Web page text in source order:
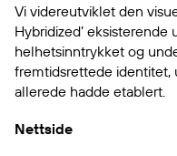
Vi videreutviklet den
Hybridized’
helhetsinntrykket og
fremtidsrettede identitet,
allerede hadde etablert.
Nettside